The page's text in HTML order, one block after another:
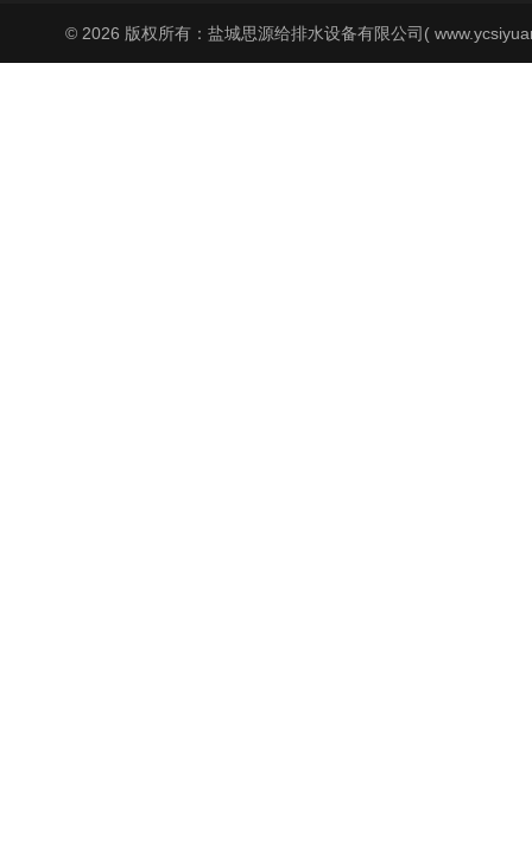
© 2026 版权所有：盐城思源给排水设备有限公司(